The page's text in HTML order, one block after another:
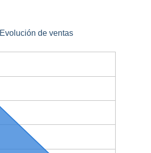
Evolución de ventas